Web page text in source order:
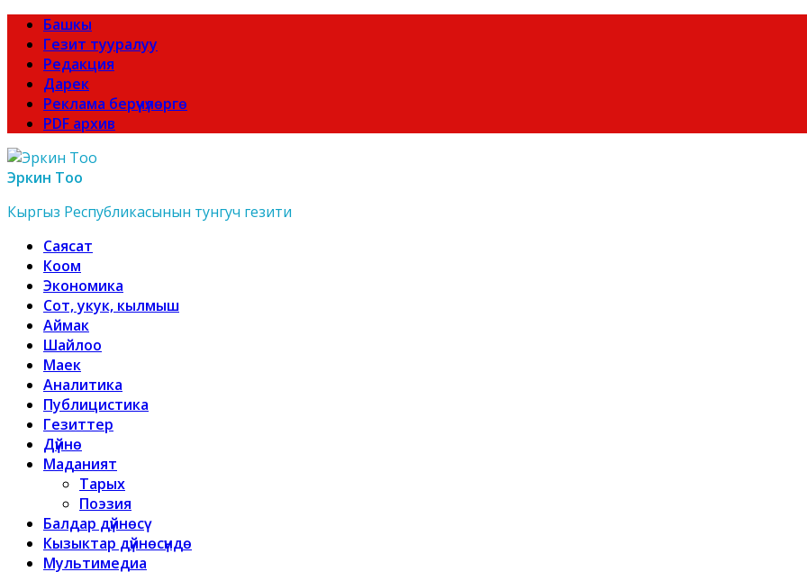
Башкы
Гезит тууралуу
Редакция
Дарек
Реклама берүүчүлөргө
PDF архив
Эркин Тоо
Кыргыз Республикасынын тунгуч гезити
Саясат
Коом
Экономика
Сот, укук, кылмыш
Аймак
Шайлоо
Маек
Аналитика
Публицистика
Гезиттер
Дүйнө
Маданият
Тарых
Поэзия
Балдар дүйнөсү
Кызыктар дүйнөсүндө
Мультимедиа